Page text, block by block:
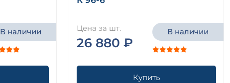
В наличии Цена за шт.
26 880 ₽
В наличии
Купить